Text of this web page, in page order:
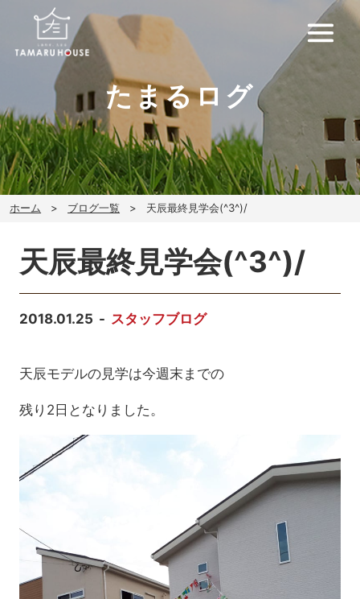
たまるログ
ホーム ブログ一覧 天辰最終見学会(^3^)/
天辰最終見学会(^3^)/
2018.01.25 スタッフブログ
天辰モデルの見学は今週末までの
残り2日となりました。